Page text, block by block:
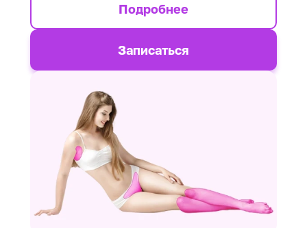
Подробнее
Записаться